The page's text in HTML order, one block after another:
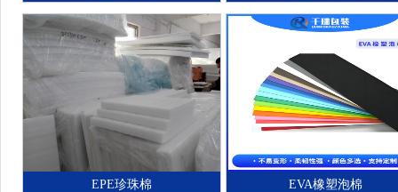
EPE珍珠棉 EVA橡塑泡棉